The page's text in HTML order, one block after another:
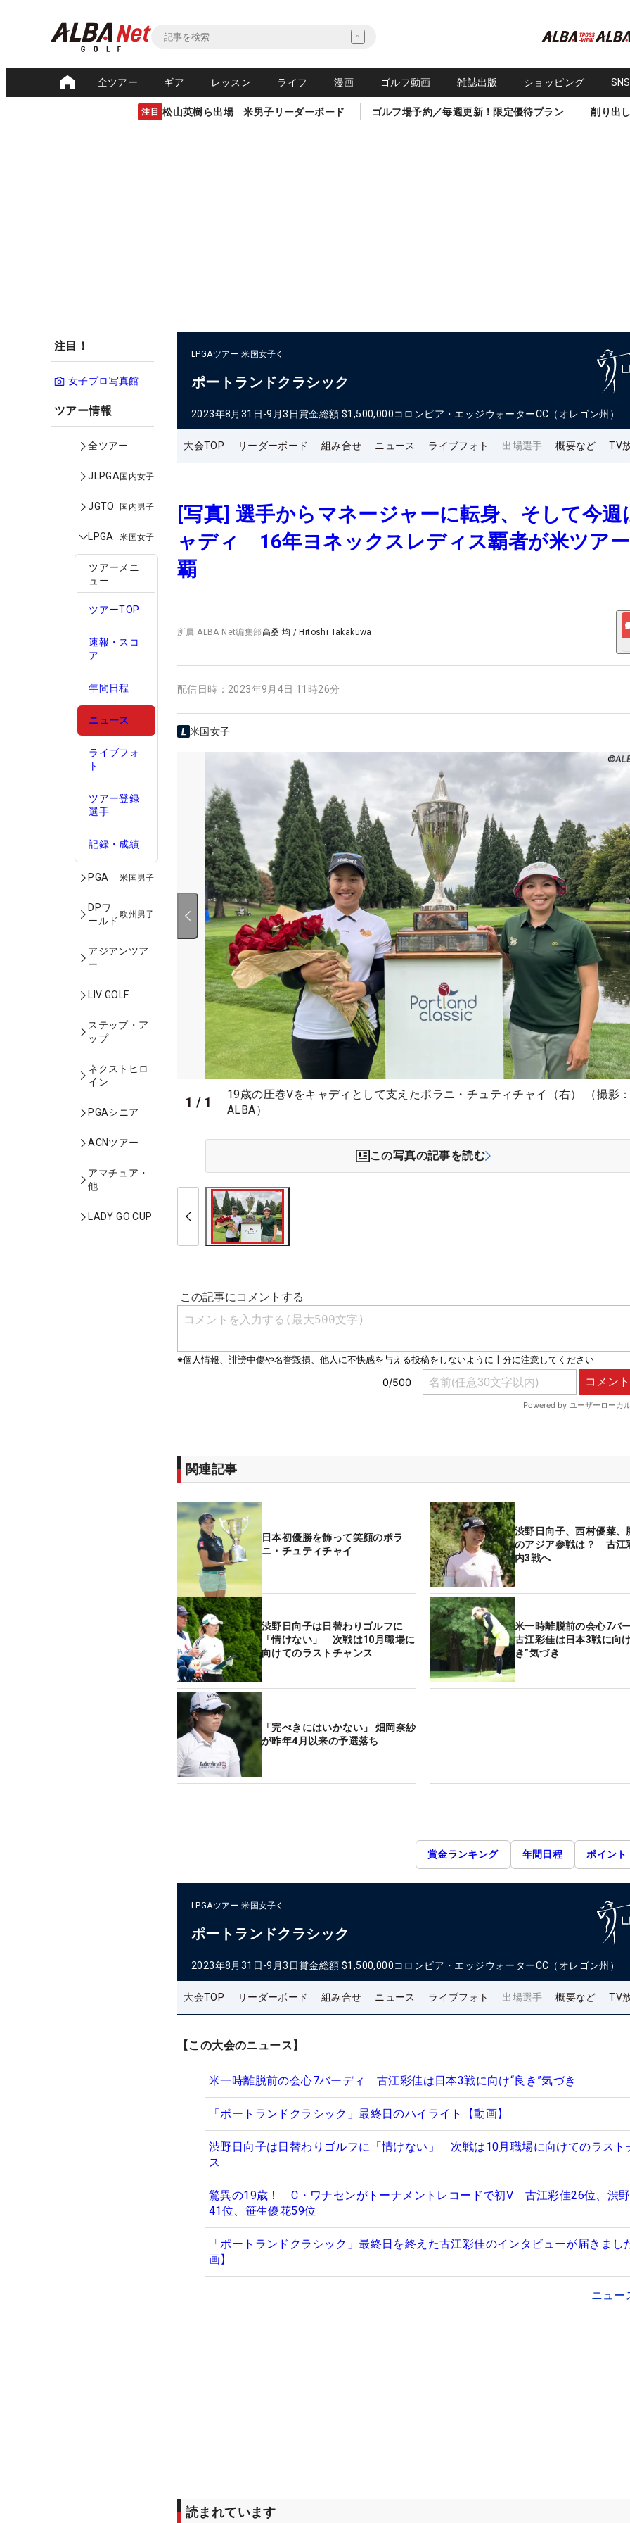
全ツアー ギア レッスン ライフ 漫画 ゴルフ動画 雑誌出版 ショッピング
注目 松山英樹ら出場 米男子リーダーボード ゴルフ場予約／毎週更新！限定優待プラン 削り出
注目！
女子プロ写真館
ツアー情報
全ツアー
JLPGA国内女子
JGTO 国内男子
LPGA 米国女子
ツアーメニ
ュー
ツアーTOP
速報・スコ
ア
年間日程
ニュース
ライブフォ
ト
ツアー登録
選手
記録・成績
PGA 米国男子
DPワ
ールド
欧州男子
アジアンツア
ー
LIV GOLF
ステップ・ア
ップ
ネクストヒロ
イン
PGAシニア
ACNツアー
アマチュア・
他
LADY GO CUP
LPGAツアー 米国女子
ポートランドクラシック
2023年8月31日-9月3日賞金総額 $1,500,000コロンビア・エッジウォーターCC（オレゴン州）
大会TOP リーダーボード 組み合せ ニュース ライブフォト 出場選手 概要など TV
[写真] 選手からマネージャーに転身、そして今週
ャディ 16年ヨネックスレディス覇者が米ツア
覇
所属ALBA Net編集部高桑 均 / Hitoshi Takakuwa
配信日時： 2023年9月4日 11時26分
米国女子
1 / 1
19歳の圧巻Vをキャディとして支えたポラニ・チュティチャイ（右） （撮影
ALBA）
この写真の記事を読む
関連記事
日本初優勝を飾って笑顔のポラ
ニ・チュティチャイ
渋野日向子、西村優菜、
のアジア参戦は？ 古江
内3戦へ
渋野日向子は日替わりゴルフに
「情けない」 次戦は10月職場に
向けてのラストチャンス
米一時離脱前の会心7
古江彩佳は日本3戦に向
き”気づき
「完ぺきにはいかない」 畑岡奈紗
が昨年4月以来の予選落ち
賞金ランキング 年間日程 ポイント
LPGAツアー 米国女子
ポートランドクラシック
2023年8月31日-9月3日賞金総額 $1,500,000コロンビア・エッジウォーターCC（オレゴン州）
大会TOP リーダーボード 組み合せ ニュース ライブフォト 出場選手 概要など TV
【この大会のニュース】
米一時離脱前の会心7バーディ 古江彩佳は日本3戦に向け“良き”気づき
「ポートランドクラシック」最終日のハイライト【動画】
渋野日向子は日替わりゴルフに「情けない」 次戦は10月職場に向けてのラスト
ス
驚異の19歳！ C・ワナセンがトーナメントレコードで初V 古江彩佳26位、渋
41位、笹生優花59位
「ポートランドクラシック」最終日を終えた古江彩佳のインタビューが届きまし
画】
ニュー
読まれています